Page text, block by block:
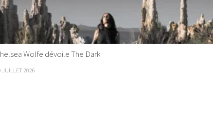
Wolfe dévoile The Dark
JUILLET 2026